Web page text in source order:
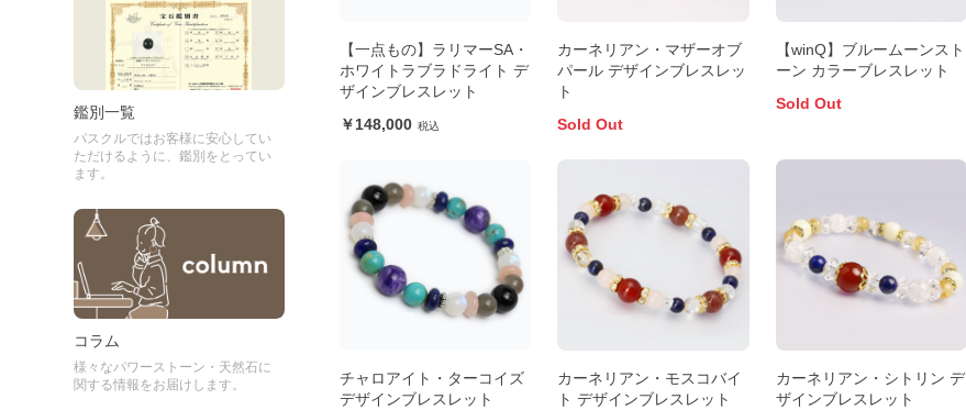
鑑別一覧
パスクルではお客様に安心してい
ただけるように、鑑別をとってい
ます。
コラム
様々なパワーストーン・天然石に
関する情報をお届けします。
【一点もの】ラリマーSA・
ホワイトラブラドライト デ
ザインブレスレット
148,000
カーネリアン・マザーオブ
パール デザインブレスレッ
ト
Sold Out
【winQ】ブルームーンスト
ーン カラーブレスレット
Sold Out
チャロアイト・ターコイズ
デザインブレスレット
カーネリアン・モスコバイ
ト デザインブレスレット
カーネリアン・シトリン デ
ザインブレスレット